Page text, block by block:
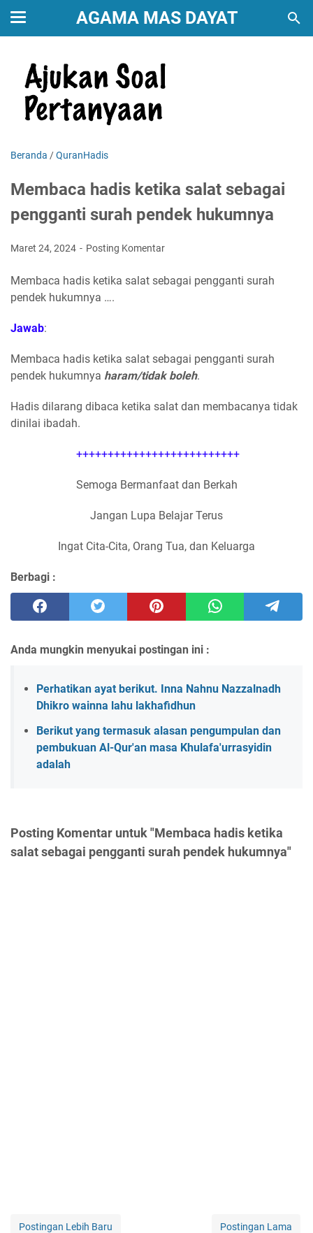
AGAMA MAS DAYAT
Beranda /QuranHadis
Membaca hadis ketika salat sebagai
pengganti surah pendek hukumnya
Maret 24, 2024 Posting Komentar
Membaca hadis ketika salat sebagai pengganti surah
pendek hukumnya ….
Jawab:
Membaca hadis ketika salat sebagai pengganti surah
pendek hukumnya haram/tidak boleh.
Hadis dilarang dibaca ketika salat dan membacanya tidak
dinilai ibadah.
++++++++++++++++++++++++++
Semoga Bermanfaat dan Berkah
Jangan Lupa Belajar Terus
Ingat Cita-Cita, Orang Tua, dan Keluarga
Berbagi :
Anda mungkin menyukai postingan ini :
Perhatikan ayat berikut. Inna Nahnu Nazzalnadh
Dhikro wainna lahu lakhafidhun
Berikut yang termasuk alasan pengumpulan dan
pembukuan Al-Qur'an masa Khulafa'urrasyidin
adalah
Posting Komentar untuk "Membaca hadis ketika
salat sebagai pengganti surah pendek hukumnya"
Postingan Lebih Baru Postingan Lama